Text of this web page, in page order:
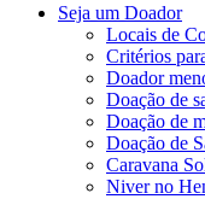
Seja um Doador
Locais de
Critérios
Doador
Doação de
Doação de
Doação de
Caravana
Niver no